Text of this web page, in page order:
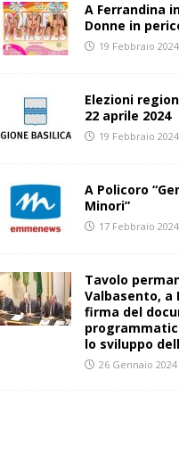
A Ferrandina
Donne in
19 Febbraio 2024
Elezioni
22 aprile 2024
19 Febbraio 2024
A Policoro
Minori”
17 Febbraio 2024
Tavolo
Valbasento, a
firma del
lo sviluppo
26 Gennaio 2024